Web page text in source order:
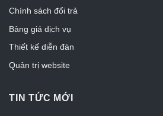
Chính sách đổi trả
Bảng giá dịch vụ
Thiết kế diễn đàn
Quản trị website
TIN TỨC MỚI